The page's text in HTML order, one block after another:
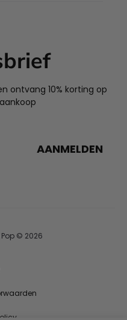
ontvang 10% korting op
AANMELDEN
© 2026